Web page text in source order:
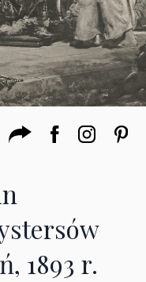
1893 r.